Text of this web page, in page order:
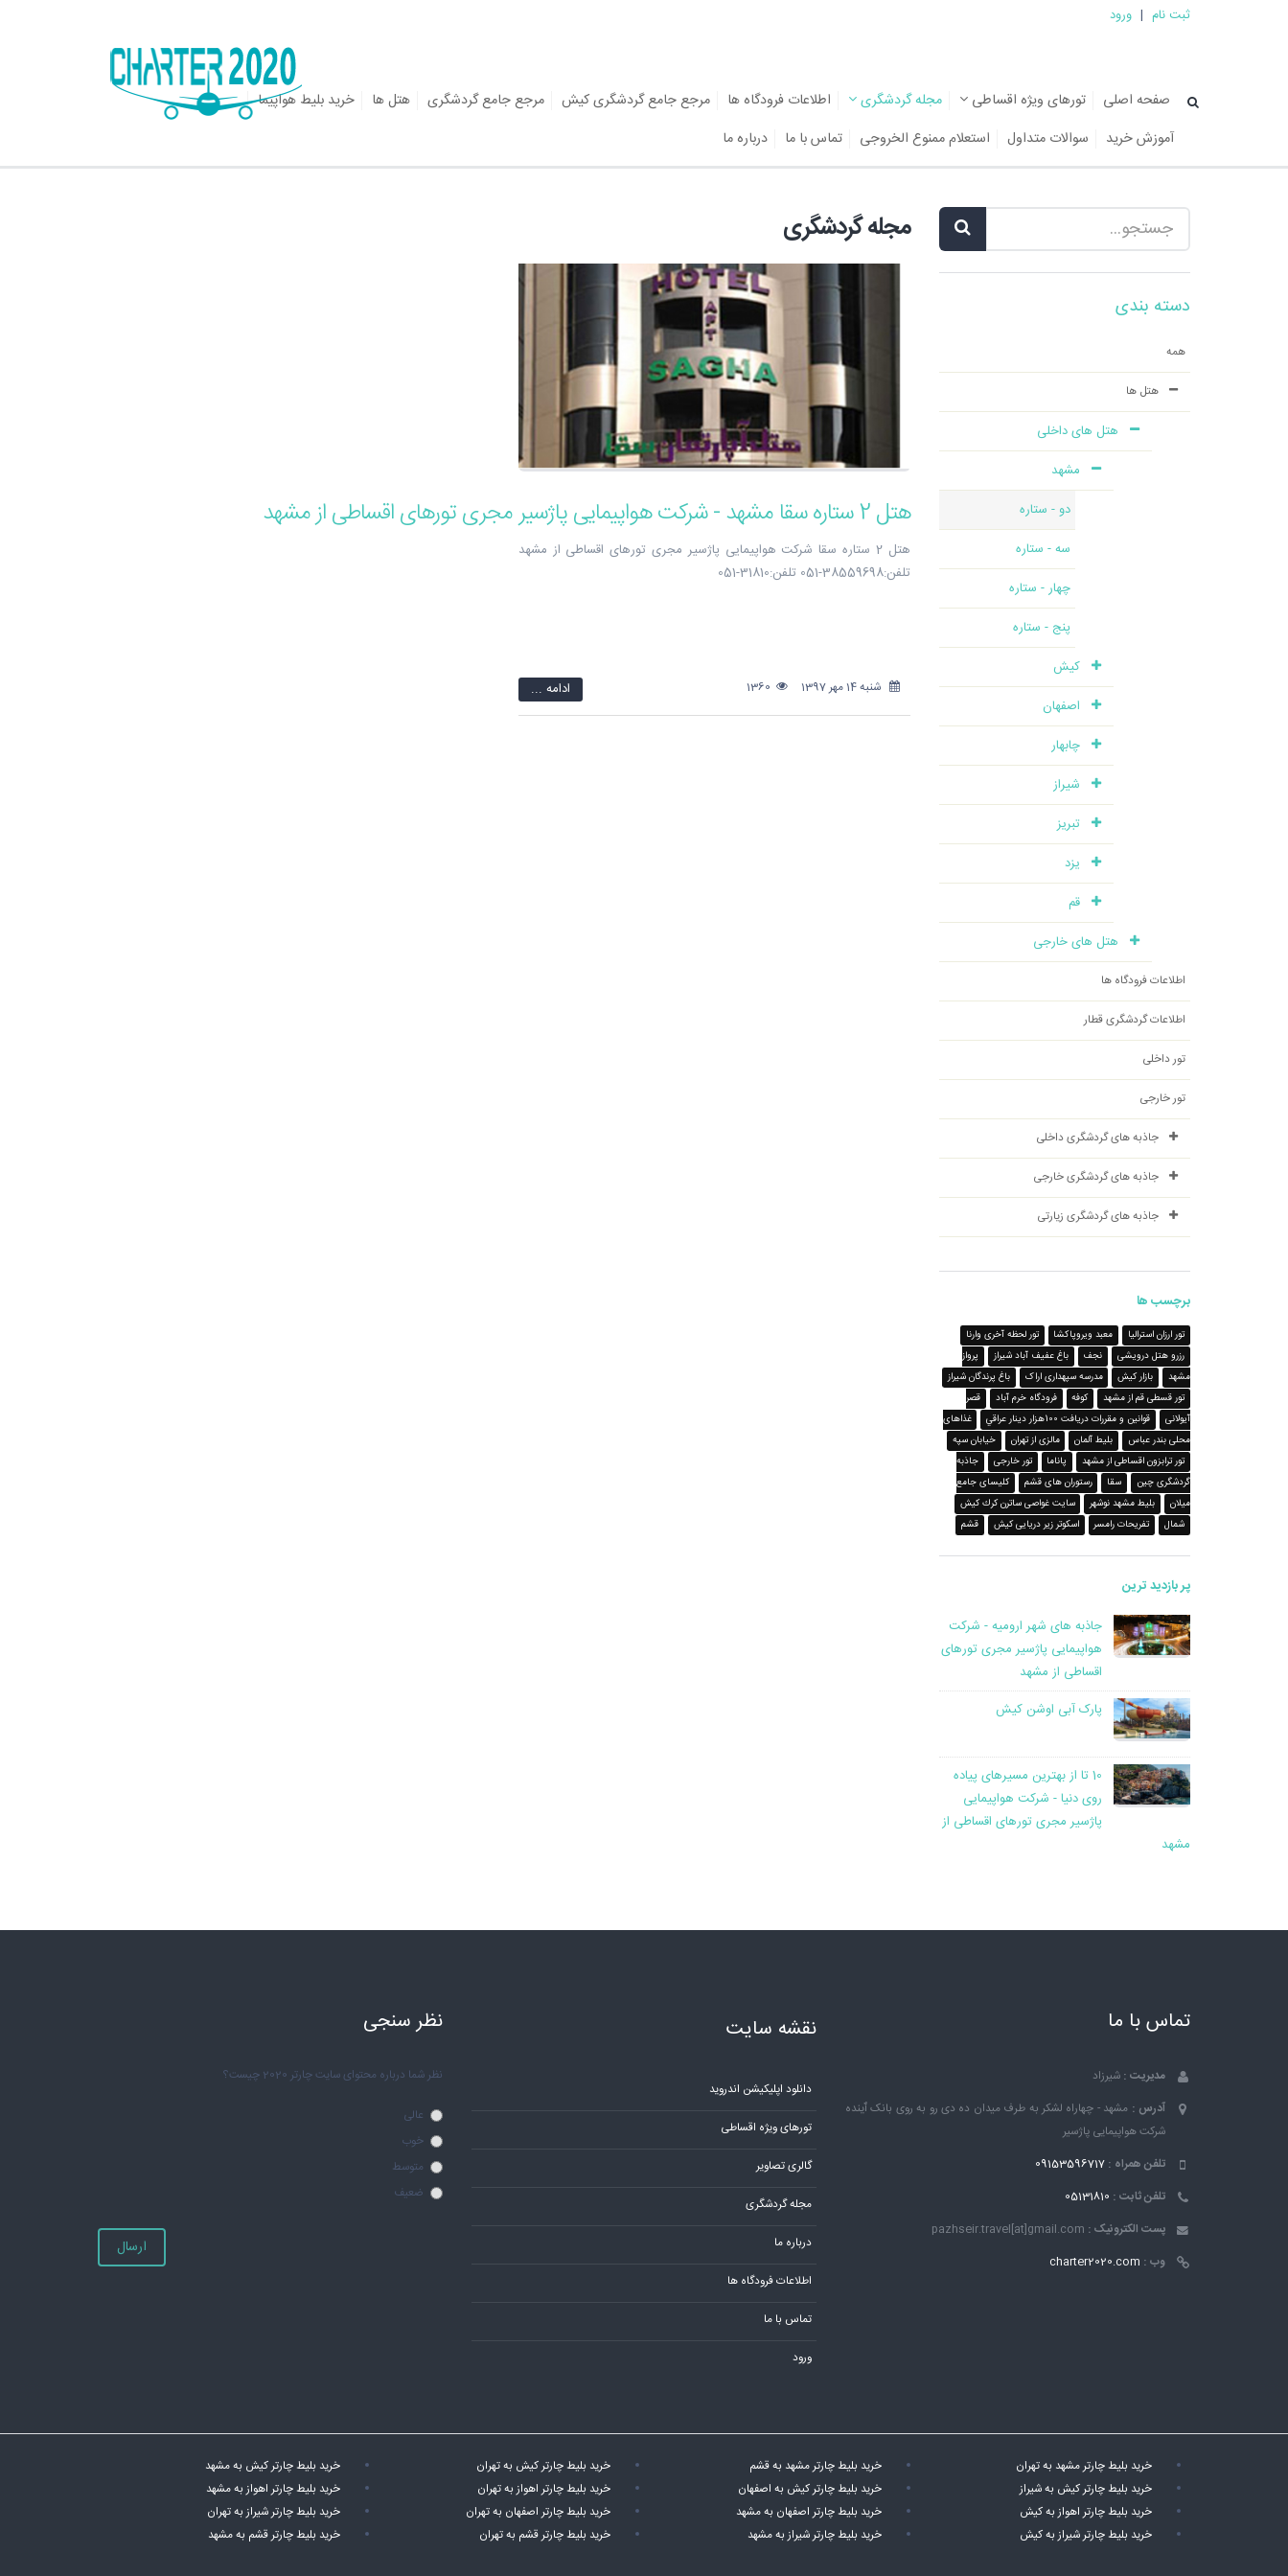
ثبت نام | ورود
صفحه اصلی تورهای ویژه اقساطی مجله گردشگری اطلاعات فرودگاه ها مرجع جامع گردشگری کیش مرجع جامع گردشگری هتل ها
خرید بلیط هواپیما
آموزش خرید
سوالات متداول استعلام ممنوع الخروجی تماس با ما درباره ما
دسته بندی
همه
هتل ها
هتل های داخلی
مشهد
دو - ستاره
سه - ستاره
چهار - ستاره
پنج - ستاره
کیش
اصفهان
چابهار
شیراز
تبریز
یزد
قم
هتل های خارجی
اطلاعات فرودگاه ها
اطلاعات گردشگری قطار
تور داخلی
تور خارجی
جاذبه های گردشگری داخلی
جاذبه های گردشگری خارجی
جاذبه های گردشگری زیارتی
برچسب ها
تور ارزان استرالیا معبد ویروپاکشا
تور لحظه آخری وارنا
رزرو هتل درویشی
نجف باغ عفیف آباد شیراز
پرواز
مشهد
بازار کیش مدرسه سپهداری اراک
باغ پرندگان شیراز
تور قسطی قم از مشهد
کوفه فرودگاه خرم آباد
قصر
آیولانی
قوانين و مقررات دريافت 100هزار دينار عراقي
غذاهای
محلی بندر عباس
بلیط آلمان مالزی از تهران
خیابان سپه
تور ترابزون اقساطی از مشهد
پاناما تور خارجی
جاذبه
گردشگری چین
سقا رستوران های قشم
کلیسای جامع
میلان
بلیط مشهد نوشهر
سایت غواصی ساترن كرك کیش
شمال
تفریحات رامسر اسکوتر زیر دریایی کیش قشم
پر بازدید ترین
جاذبه های شهر ارومیه - شرکت
هواپیمایی پاژسیر مجری تورهای
اقساطی از مشهد
پارک آبی اوشن کیش
10 تا از بهترین مسیرهای پیاده
روی دنیا - شرکت هواپیمایی
پاژسیر مجری تورهای اقساطی از
مشهد
مجله گردشگری
هتل 2 ستاره سقا مشهد - شرکت هواپیمایی پاژسیر مجری تورهای اقساطی از مشهد
هتل 2 ستاره سقا شرکت هواپیمایی پاژسیر مجری تورهای اقساطی از مشهد
تلفن:38559698-051 تلفن:31810-051
شنبه 14 مهر 1397 ادامه ...
تماس با ما
مدیریت : شیرزاد
آدرس : مشهد - چهاراه لشکر به طرف میدان ده دی رو به روی بانک ٱینده
شرکت هواپیمایی پاژسیر
تلفن همراه : 09153596717
تلفن ثابت : 05131810
پست الکترونیک : pazhseir.travel[at]gmail.com
وب : charter2020.com
نقشه سایت
دانلود اپلیکیشن اندروید
تورهای ویژه اقساطی
گالری تصاویر
مجله گردشگری
درباره ما
اطلاعات فرودگاه ها
تماس با ما
ورود
نظر سنجی
نظر شما درباره محتوای سایت چارتر 2020 چیست؟
عالی
خوب
متوسط
ضعیف
ارسال
خرید بلیط چارتر مشهد به تهران خرید بلیط چارتر مشهد به قشم خرید بلیط چارتر کیش به تهران
خرید بلیط چارتر کیش به مشهد
خرید بلیط چارتر کیش به شیراز
خرید بلیط چارتر کیش به اصفهان خرید بلیط چارتر اهواز به تهران
خرید بلیط چارتر اهواز به مشهد
خرید بلیط چارتر اهواز به کیش
خرید بلیط چارتر اصفهان به مشهد خرید بلیط چارتر اصفهان به تهران
خرید بلیط چارتر شیراز به تهران
خرید بلیط چارتر شیراز به کیش
خرید بلیط چارتر شیراز به مشهد خرید بلیط چارتر قشم به تهران خرید بلیط چارتر قشم به مشهد